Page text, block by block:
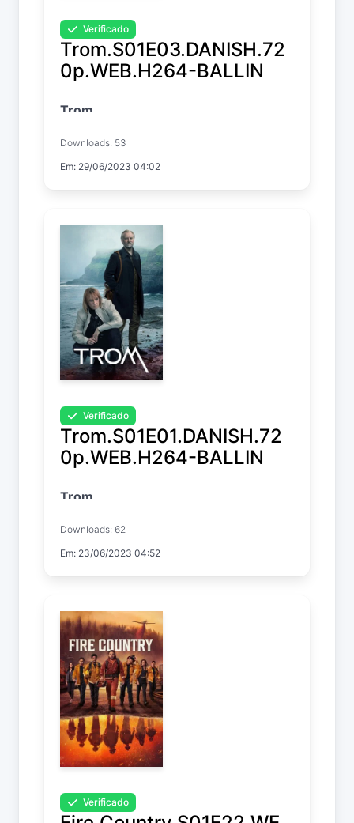
Verificado
Trom.S01E03.DANISH.72
0p.WEB.H264-BALLIN
Trom
Downloads: 53
Em: 29/06/2023 04:02
Verificado
Trom.S01E01.DANISH.72
0p.WEB.H264-BALLIN
Trom
Downloads: 62
Em: 23/06/2023 04:52
Verificado